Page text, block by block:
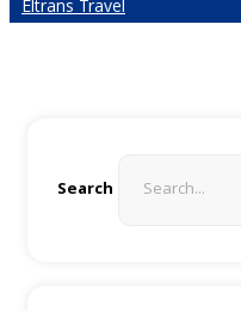
Eltrans Travel
Search